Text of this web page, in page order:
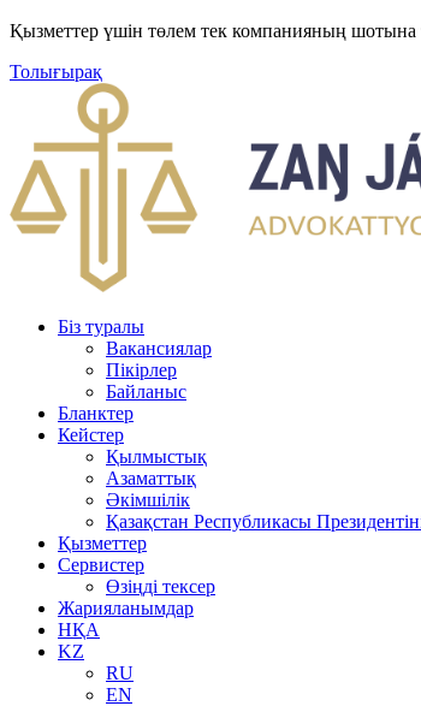
Қызметтер үшін төлем тек компанияның
Толығырақ
Біз туралы
Вакансиялар
Пікірлер
Байланыс
Бланктер
Кейстер
Қылмыстық
Азаматтық
Әкімшілік
Қазақстан Республикасы
Қызметтер
Сервистер
Өзіңді тексер
Жарияланымдар
НҚА
KZ
RU
EN